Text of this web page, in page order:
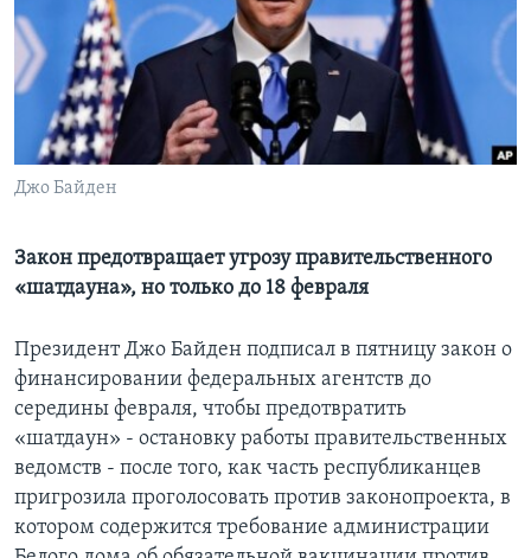
Learning English
СОЦИАЛЬНЫЕ СЕТИ
Джо Байден
Закон предотвращает угрозу правительственного
«шатдауна», но только до 18 февраля
Президент Джо Байден подписал в пятницу закон о
финансировании федеральных агентств до
середины февраля, чтобы предотвратить
«шатдаун» - остановку работы правительственных
ведомств - после того, как часть республиканцев
пригрозила проголосовать против законопроекта, в
котором содержится требование администрации